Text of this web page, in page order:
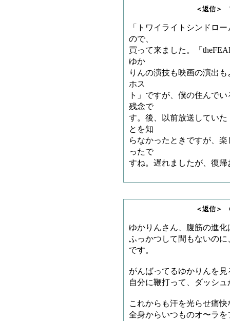
＜返信＞ Y.Nさん
「トワイライトシンドロ
ので、
買って来ました。「
ゆか
りんの演技も映画の演出
ホス
ト」ですが、僕の住んで
残念で
す。後、以前放送してい
とを知
らなかったときですが、
ったで
すね。遅れましたが、復
＜返信＞ GO!さ
ゆかりんさん、腹筋の進
ふっかつして間もないの
です。
がんばってるゆかりんを
自分に鞭打って、ダッシ
これからも汗を光らせ痛
全身からいつものオ〜ラ